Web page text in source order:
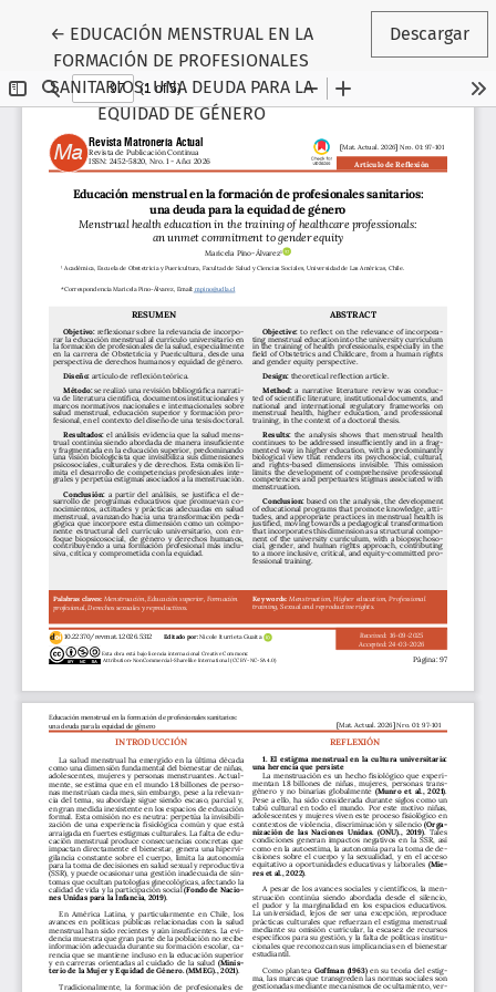
← Volver a los detalles del artículo
EDUCACIÓN MENSTRUAL EN LA
FORMACIÓN DE PROFESIONALES
SANITARIOS: UNA DEUDA PARA LA
EQUIDAD DE GÉNERO
Descargar